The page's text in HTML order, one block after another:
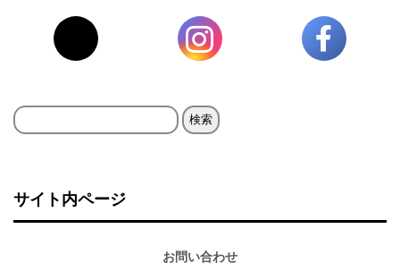
検
サイト内ページ
お問い合わせ